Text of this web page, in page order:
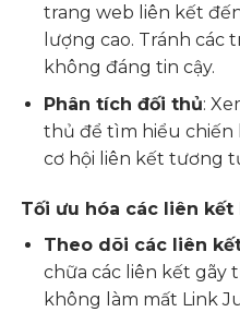
trang web liên kết
lượng cao. Tránh các
không đáng tin cậy.
Phân tích đối thủ:
thủ để tìm hiểu chiến
cơ hội liên kết tương
Tối ưu hóa các liên kết
Theo dõi các liên
chữa các liên kết gãy
không làm mất Link